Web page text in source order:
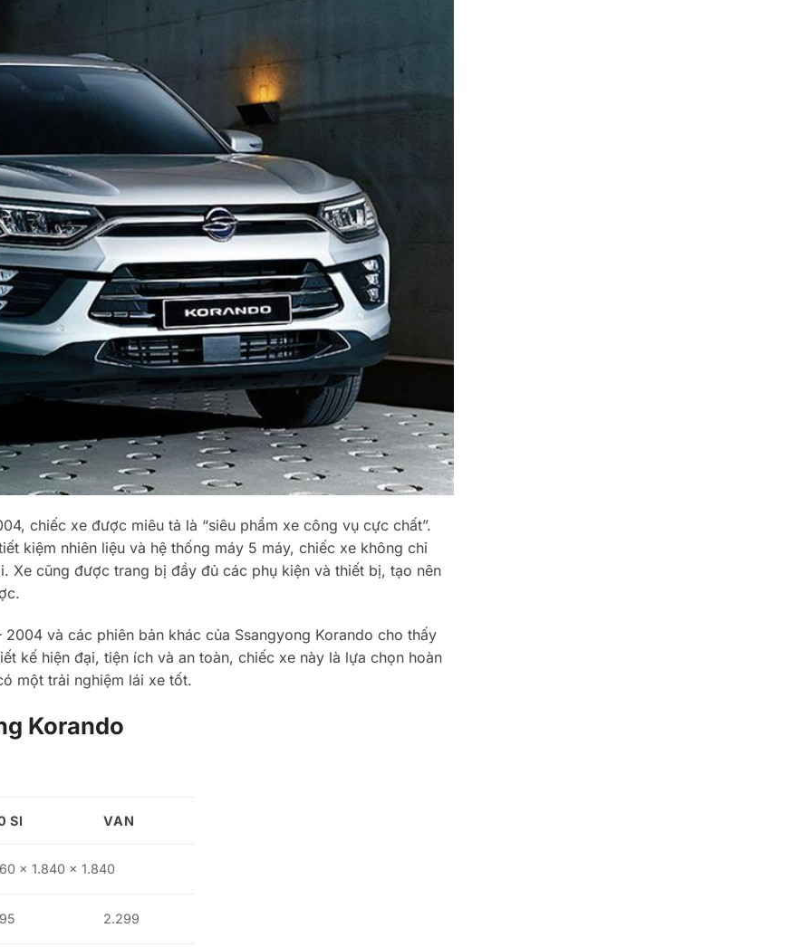
chiếc xe được miêu tả là “siêu phẩm xe công vụ cực chất”.
kiệm nhiên liệu và hệ thống máy 5 máy, chiếc xe không chỉ
Xe cũng được trang bị đầy đủ các phụ kiện và thiết bị, tạo nên
và các phiên bản khác của Ssangyong Korando cho thấy
kế hiện đại, tiện ích và an toàn, chiếc xe này là lựa chọn hoàn
một trải nghiệm lái xe tốt.
Korando
SI VAN
x 1.840 x 1.840
2.299